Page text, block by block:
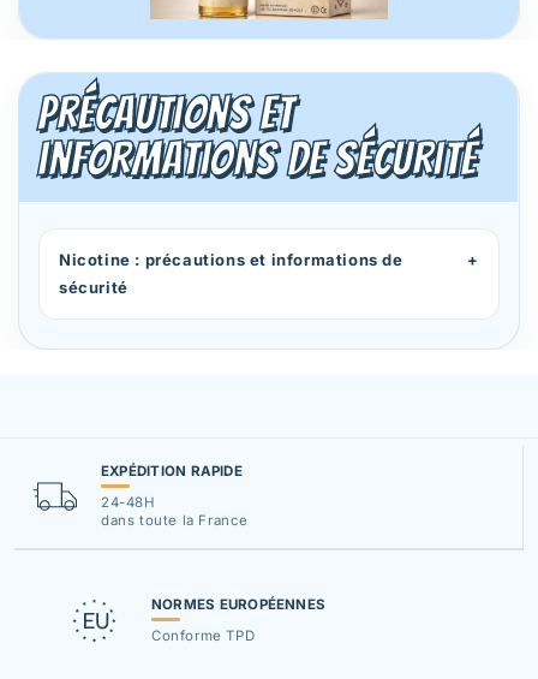
Précautions et
informations de sécurité
Nicotine : précautions et informations de
sécurité
+
EXPÉDITION RAPIDE
24-48H
dans toute la France
NORMES EUROPÉENNES
Conforme TPD